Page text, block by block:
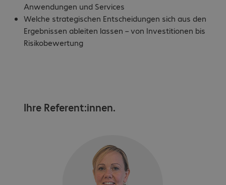
Anwendungen und Services
Welche strategischen Entscheidungen sich aus den
Ergebnissen ableiten lassen – von Investitionen bis
Risikobewertung
Ihre Referent:innen.